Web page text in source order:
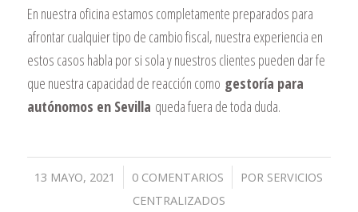
En nuestra oficina estamos completamente preparados para
afrontar cualquier tipo de cambio fiscal, nuestra experiencia en
estos casos habla por si sola y nuestros clientes pueden dar fe
que nuestra capacidad de reacción como gestoría para
autónomos en Sevilla queda fuera de toda duda.
13 MAYO, 2021
/ 0 COMENTARIOS
/ POR SERVICIOS
CENTRALIZADOS